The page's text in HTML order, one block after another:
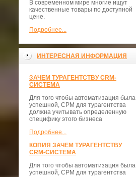
В современном мире многие ищут
качественные товары по доступной
цене.
Подробнее...
ИНТЕРЕСНАЯ ИНФОРМАЦИЯ
ЗАЧЕМ ТУРАГЕНТСТВУ CRM-
СИСТЕМА
Для того чтобы автоматизация была
успешной, СРМ для турагентства
должна учитывать определенную
специфику этого бизнеса
Подробнее...
КОПИЯ ЗАЧЕМ ТУРАГЕНТСТВУ
CRM-СИСТЕМА
Для того чтобы автоматизация была
успешной, СРМ для турагентства